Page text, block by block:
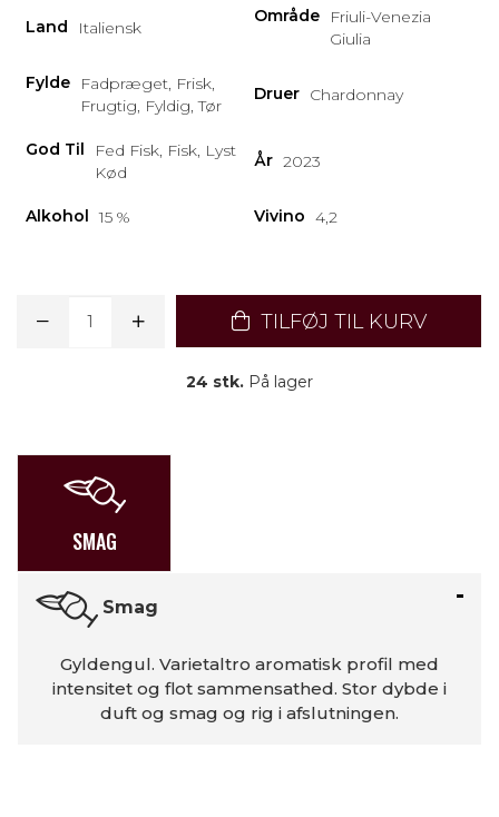
Land Italiensk
Område
Friuli-Venezia
Giulia
Fylde
Fadpræget, Frisk,
Frugtig, Fyldig, Tør
Druer Chardonnay
God Til
Fed Fisk, Fisk, Lyst
Kød
År 2023
Alkohol 15 % Vivino 4,2
TILFØJ TIL KURV
24 stk. På lager
SMAG
Smag
Gyldengul. Varietaltro aromatisk profil med
intensitet og flot sammensathed. Stor dybde i
duft og smag og rig i afslutningen.